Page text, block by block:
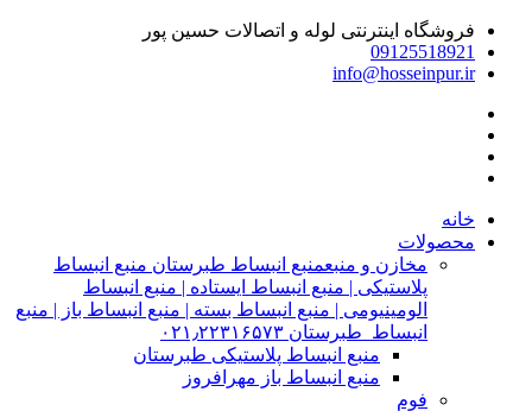
فروشگاه اینترنتی لوله و اتصالات حسین پور
09125518921
info@hosseinpur.ir
خانه
محصولات
مخازن و منبعمنبع انبساط طبرستان منبع انبساط
پلاستیکی | منبع انبساط ایستاده | منبع انبساط
الومینیومی | منبع انبساط بسته | منبع انبساط باز | منبع
انبساط طبرستان ۰۲۱٫۲۲۳۱۶۵۷۳
منبع انبساط پلاستیکی طبرستان
منبع انبساط باز مهرافروز
فوم